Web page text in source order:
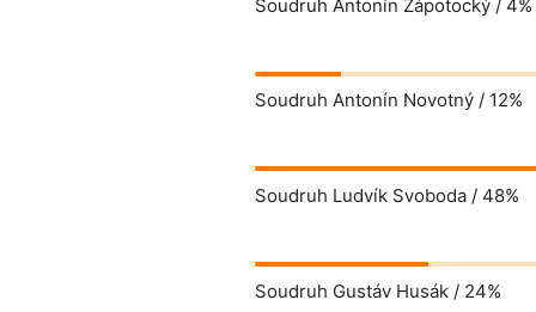
Soudruh Antonín Zápotocký / 4%
Soudruh Antonín Novotný / 12%
Soudruh Ludvík Svoboda / 48%
Soudruh Gustáv Husák / 24%